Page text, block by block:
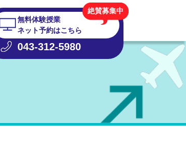
絶賛募集中
無料体験授業
ネット予約はこちら
043-312-5980